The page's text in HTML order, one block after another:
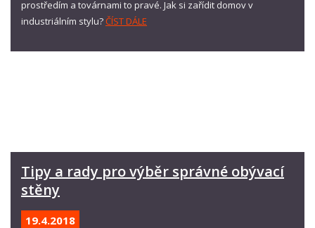
prostředím a továrnami to pravé. Jak si zařídit domov v
industriálním stylu?ČÍST DÁLE
Tipy a rady pro výběr správné obývací
stěny
19.4.2018